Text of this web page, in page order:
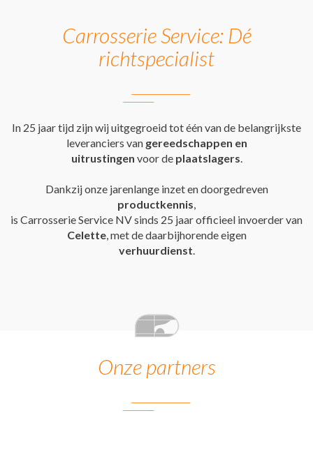
Carrosserie Service: Dé
richtspecialist
In 25 jaar tijd zijn wij uitgegroeid tot één van de belangrijkste
leveranciers van gereedschappen en
uitrustingen voor de plaatslagers.
Dankzij onze jarenlange inzet en doorgedreven
productkennis,
is Carrosserie Service NV sinds 25 jaar officieel invoerder van
Celette, met de daarbijhorende eigen
verhuurdienst.
Onze partners